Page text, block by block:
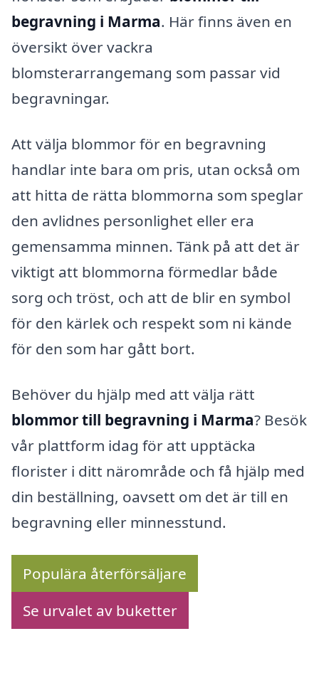
begravning i Marma. Här finns även en
översikt över vackra
blomsterarrangemang som passar vid
begravningar.
Att välja blommor för en begravning
handlar inte bara om pris, utan också om
att hitta de rätta blommorna som speglar
den avlidnes personlighet eller era
gemensamma minnen. Tänk på att det är
viktigt att blommorna förmedlar både
sorg och tröst, och att de blir en symbol
för den kärlek och respekt som ni kände
för den som har gått bort.
Behöver du hjälp med att välja rätt
blommor till begravning i Marma? Besök
vår plattform idag för att upptäcka
florister i ditt närområde och få hjälp med
din beställning, oavsett om det är till en
begravning eller minnesstund.
Populära återförsäljare
Se urvalet av buketter